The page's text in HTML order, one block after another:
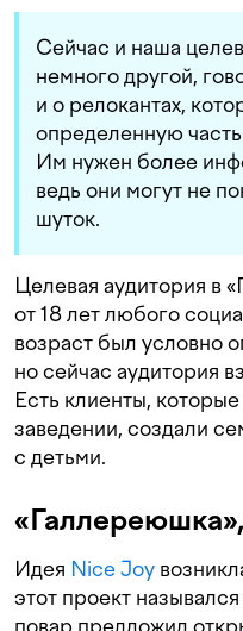
Сейчас и наша
немного другой,
и о релокантах,
определенную
Им нужен более
ведь они могут не
шуток.
Целевая аудитория в
от 18 лет любого
возраст был условно
но сейчас аудитория
Есть клиенты,
заведении, создали
с детьми.
Идея Nice Joy
этот проект